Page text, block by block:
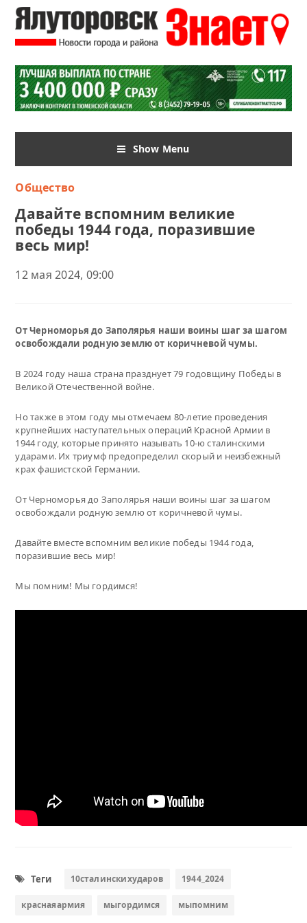
Show Menu
Общество
Давайте вспомним великие
победы 1944 года, поразившие
весь мир!
12 мая 2024, 09:00
От Черноморья до Заполярья наши воины шаг за шагом
освобождали родную землю от коричневой чумы.
В 2024 году наша страна празднует 79 годовщину Победы в
Великой Отечественной войне.
Но также в этом году мы отмечаем 80-летие проведения
крупнейших наступательных операций Красной Армии в
1944 году, которые принято называть 10-ю сталинскими
ударами. Их триумф предопределил скорый и неизбежный
крах фашистской Германии.
От Черноморья до Заполярья наши воины шаг за шагом
освобождали родную землю от коричневой чумы.
Давайте вместе вспомним великие победы 1944 года,
поразившие весь мир!
Мы помним! Мы гордимся!
Теги 10сталинскихударов 1944_2024
краснаяармия мыгордимся мыпомним